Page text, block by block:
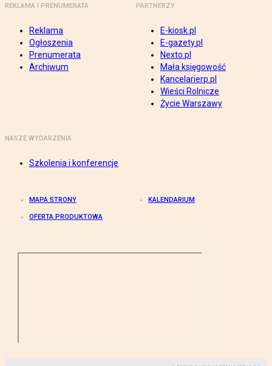
REKLAMA I PRENUMERATA
Reklama
Ogłoszenia
Prenumerata
Archiwum
PARTNERZY
E-kiosk.pl
E-gazety.pl
Nexto.pl
Mała księgowość
Kancelarierp.pl
Wieści Rolnicze
Życie Warszawy
NASZE WYDARZENIA
Szkolenia i konferencje
MAPA STRONY KALENDARIUM
OFERTA PRODUKTOWA